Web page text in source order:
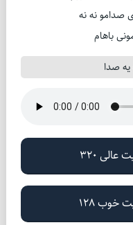
صدامو نه نه
باهام
صدا
320
خوب 128